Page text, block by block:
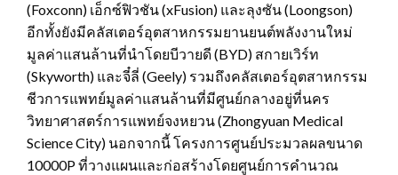
(Foxconn) เอ็กซ์ฟิวชัน (xFusion) และลุงซัน (Loongson)
อีกทั้งยังมีคลัสเตอร์อุตสาหกรรมยานยนต์พลังงานใหม่
มูลค่าแสนล้านที่นำโดยบีวายดี (BYD) สกายเวิร์ท
(Skyworth) และจี๋ลี่ (Geely) รวมถึงคลัสเตอร์อุตสาหกรรม
ชีวการแพทย์มูลค่าแสนล้านที่มีศูนย์กลางอยู่ที่นคร
วิทยาศาสตร์การแพทย์จงหยวน (Zhongyuan Medical
Science City) นอกจากนี้ โครงการศูนย์ประมวลผลขนาด
10000P ที่วางแผนและก่อสร้างโดยศูนย์การคำนวณ